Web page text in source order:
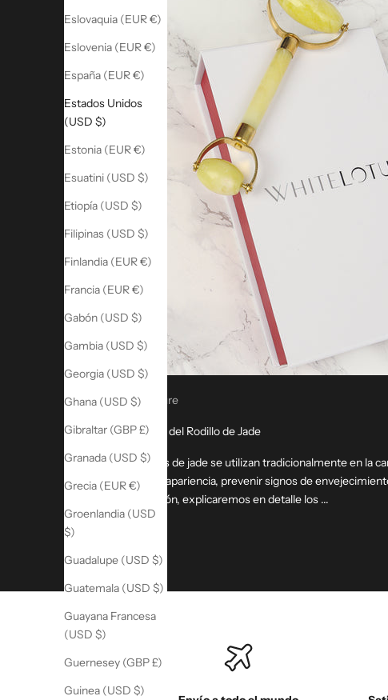
Eslovaquia (EUR €)
Eslovenia (EUR €)
España (EUR €)
Estados Unidos
(USD $)
Estonia (EUR €)
Esuatini (USD $)
Etiopía (USD $)
Filipinas (USD $)
Finlandia (EUR €)
Francia (EUR €)
Gabón (USD $)
Gambia (USD $)
Georgia (USD $)
Ghana (USD $)
Gibraltar (GBP £)
Granada (USD $)
Grecia (EUR €)
Groenlandia (USD
$)
Guadalupe (USD $)
Guatemala (USD $)
Guayana Francesa
(USD $)
Guernesey (GBP £)
Guinea (USD $)
Acupressure
Beneficios del Rodillo de Jade
Los rodillos de jade se utilizan tradicionalmente en la
mejorar la apariencia, prevenir signos de
continuación, explicaremos en detalle los ...